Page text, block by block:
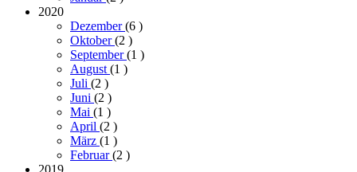
2020
Dezember(6 )
Oktober(2 )
September(1 )
August (1 )
Juli (2 )
Juni (2 )
Mai (1 )
April (2 )
März (1 )
Februar(2 )
2019